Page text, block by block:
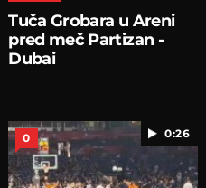
Tuča Grobara u Areni
pred meč Partizan -
Dubai
0:26
0